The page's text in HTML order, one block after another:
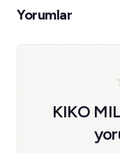
Yorumlar
KIKO